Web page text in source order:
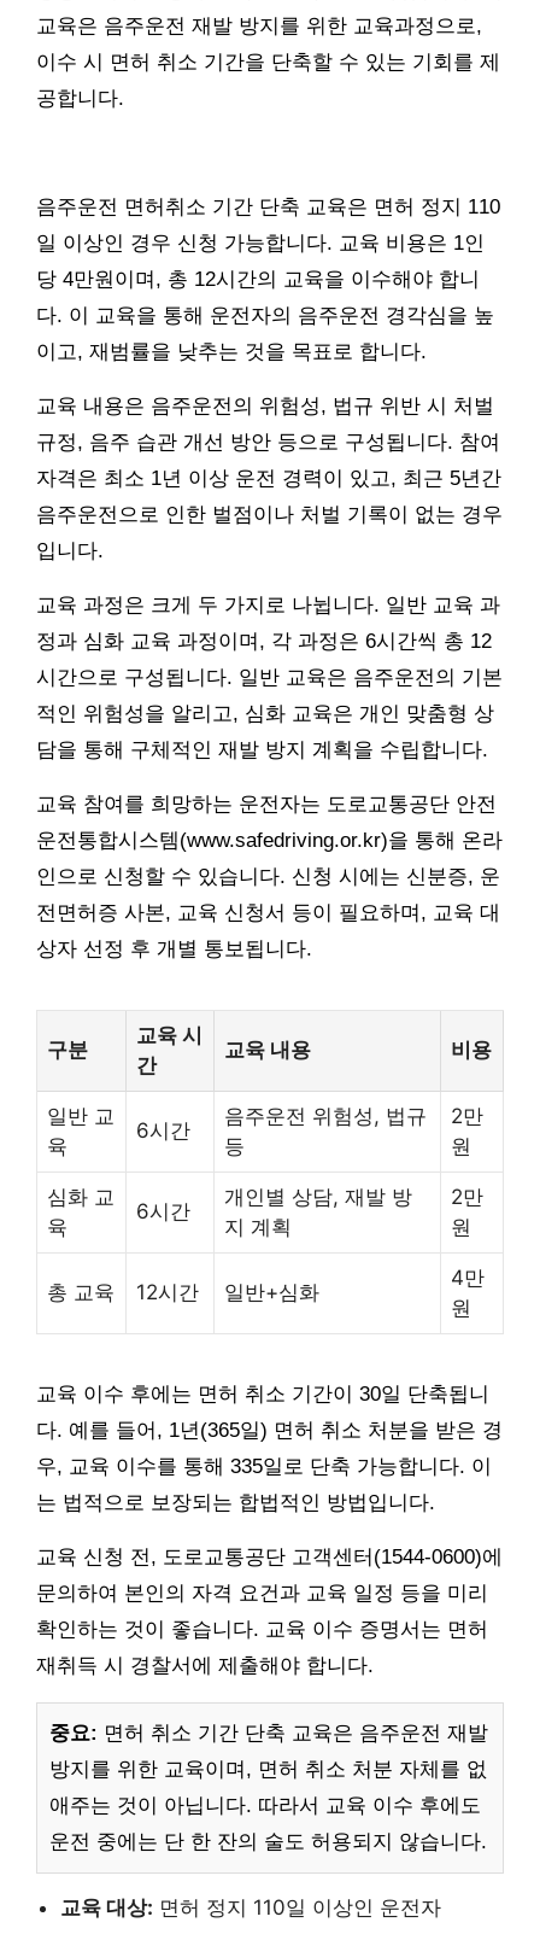
교육은 음주운전 재발 방지를 위한 교육과정으로,
이수 시 면허 취소 기간을 단축할 수 있는 기회를 제
공합니다.
음주운전 면허취소 기간 단축 교육은 면허 정지 110
일 이상인 경우 신청 가능합니다. 교육 비용은 1인
당 4만원이며, 총 12시간의 교육을 이수해야 합니
다. 이 교육을 통해 운전자의 음주운전 경각심을 높
이고, 재범률을 낮추는 것을 목표로 합니다.
교육 내용은 음주운전의 위험성, 법규 위반 시 처벌
규정, 음주 습관 개선 방안 등으로 구성됩니다. 참여
자격은 최소 1년 이상 운전 경력이 있고, 최근 5년간
음주운전으로 인한 벌점이나 처벌 기록이 없는 경우
입니다.
교육 과정은 크게 두 가지로 나뉩니다. 일반 교육 과
정과 심화 교육 과정이며, 각 과정은 6시간씩 총 12
시간으로 구성됩니다. 일반 교육은 음주운전의 기본
적인 위험성을 알리고, 심화 교육은 개인 맞춤형 상
담을 통해 구체적인 재발 방지 계획을 수립합니다.
교육 참여를 희망하는 운전자는 도로교통공단 안전
운전통합시스템(www.safedriving.or.kr)을 통해 온라
인으로 신청할 수 있습니다. 신청 시에는 신분증, 운
전면허증 사본, 교육 신청서 등이 필요하며, 교육 대
상자 선정 후 개별 통보됩니다.
구분
교육 시
간
교육 내용 비용
일반 교
육
6시간
음주운전 위험성, 법규
등
2만
원
심화 교
육
6시간
개인별 상담, 재발 방
지 계획
2만
원
총 교육 12시간 일반+심화
4만
원
교육 이수 후에는 면허 취소 기간이 30일 단축됩니
다. 예를 들어, 1년(365일) 면허 취소 처분을 받은 경
우, 교육 이수를 통해 335일로 단축 가능합니다. 이
는 법적으로 보장되는 합법적인 방법입니다.
교육 신청 전, 도로교통공단 고객센터(1544-0600)에
문의하여 본인의 자격 요건과 교육 일정 등을 미리
확인하는 것이 좋습니다. 교육 이수 증명서는 면허
재취득 시 경찰서에 제출해야 합니다.
중요: 면허 취소 기간 단축 교육은 음주운전 재발
방지를 위한 교육이며, 면허 취소 처분 자체를 없
애주는 것이 아닙니다. 따라서 교육 이수 후에도
운전 중에는 단 한 잔의 술도 허용되지 않습니다.
교육 대상: 면허 정지 110일 이상인 운전자